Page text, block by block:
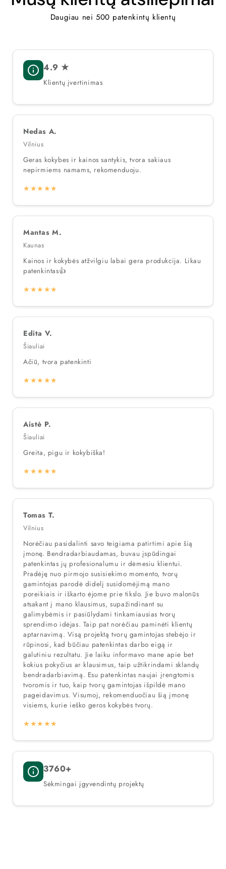
Daugiau nei 500 patenkintų klientų
4.9 ★
Klientų įvertinimas
Nedas A.
Vilnius
Geras kokybes ir kainos santykis, tvora sakiaus
nepirmiems namams, rekomenduoju.
★★★★★
Mantas M.
Kaunas
Kainos ir kokybės atžvilgiu labai gera produkcija. Likau
patenkintas👍
★★★★★
Edita V.
Šiauliai
Ačiū, tvora patenkinti
★★★★★
Aistė P.
Šiauliai
Greita, pigu ir kokybiška!
★★★★★
Tomas T.
Vilnius
Norėčiau pasidalinti savo teigiama patirtimi apie šią
įmonę. Bendradarbiaudamas, buvau įspūdingai
patenkintas jų profesionalumu ir dėmesiu klientui.
Pradėję nuo pirmojo susisiekimo momento, tvorų
gamintojas parodė didelį susidomėjimą mano
poreikiais ir iškarto ėjome prie tikslo. Jie buvo malonūs
atsakant į mano klausimus, supažindinant su
galimybėmis ir pasiūlydami tinkamiausias tvorų
sprendimo idėjas. Taip pat norėčiau paminėti klientų
aptarnavimą. Visą projektą tvorų gamintojas stebėjo ir
rūpinosi, kad būčiau patenkintas darbo eigą ir
galutiniu rezultatu. Jie laiku informavo mane apie bet
kokius pokyčius ar klausimus, taip užtikrindami sklandų
bendradarbiavimą. Esu patenkintas naujai įrengtomis
tvoromis ir tuo, kaip tvorų gamintojas išpildė mano
pageidavimus. Visumoj, rekomenduočiau šią įmonę
visiems, kurie ieško geros kokybės tvorų.
★★★★★
3760+
Sėkmingai įgyvendintų projektų